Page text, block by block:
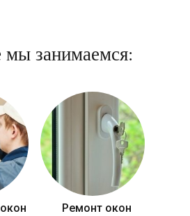
занимаемся:
Ремонт окон